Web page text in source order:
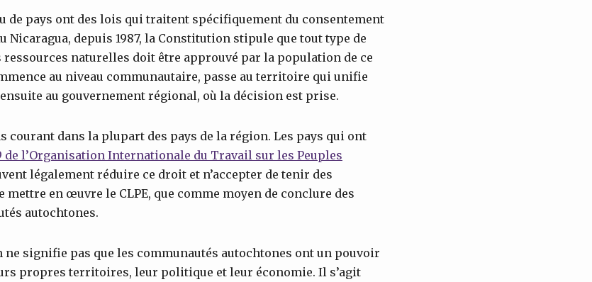
de pays ont des lois qui traitent spécifiquement du consentement
Nicaragua, depuis 1987, la Constitution stipule que tout type de
naturelles doit être approuvé par la population de ce
au niveau communautaire, passe au territoire qui unifie
au gouvernement régional, où la décision est prise.
courant dans la plupart des pays de la région. Les pays qui ont
de l’Organisation Internationale du Travail sur les Peuples
légalement réduire ce droit et n’accepter de tenir des
mettre en œuvre le CLPE, que comme moyen de conclure des
autochtones.
ne signifie pas que les communautés autochtones ont un pouvoir
propres territoires, leur politique et leur économie. Il s’agit